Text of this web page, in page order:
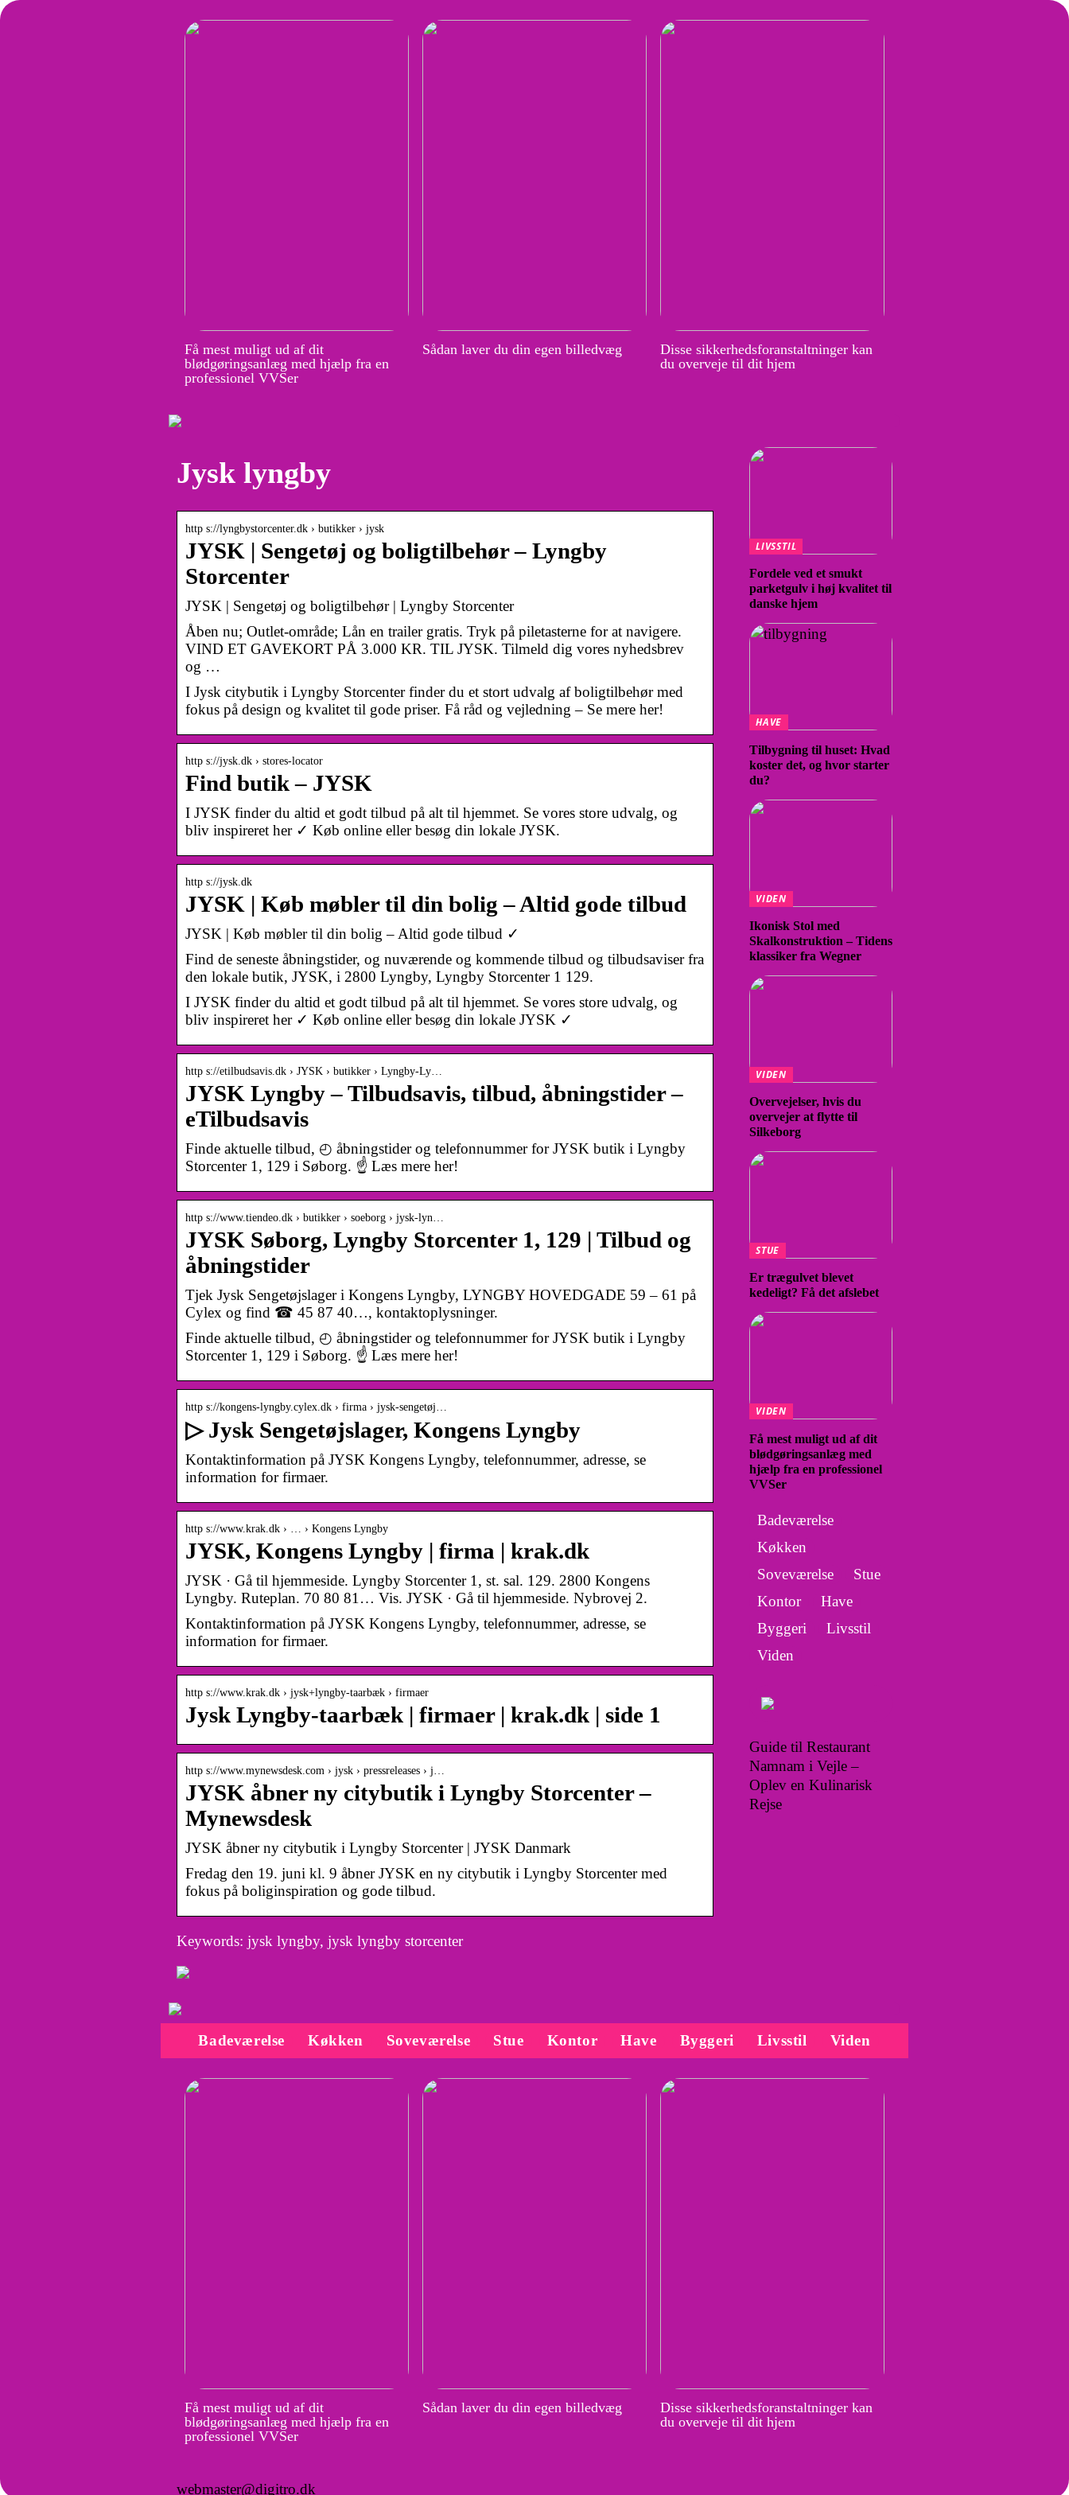
Få mest muligt ud af dit
blødgøringsanlæg med hjælp fra en
professionel VVSer
Sådan laver du din egen billedvæg
Disse sikkerhedsforanstaltninger kan
du overveje til dit hjem
Jysk lyngby
http s://lyngbystorcenter.dk › butikker › jysk
JYSK | Sengetøj og boligtilbehør – Lyngby
Storcenter
JYSK | Sengetøj og boligtilbehør | Lyngby Storcenter
Åben nu; Outlet-område; Lån en trailer gratis. Tryk på piletasterne for at navigere.
VIND ET GAVEKORT PÅ 3.000 KR. TIL JYSK. Tilmeld dig vores nyhedsbrev
og …
I Jysk citybutik i Lyngby Storcenter finder du et stort udvalg af boligtilbehør med
fokus på design og kvalitet til gode priser. Få råd og vejledning – Se mere her!
http s://jysk.dk › stores-locator
Find butik – JYSK
I JYSK finder du altid et godt tilbud på alt til hjemmet. Se vores store udvalg, og
bliv inspireret her ✓ Køb online eller besøg din lokale JYSK.
http s://jysk.dk
JYSK | Køb møbler til din bolig – Altid gode tilbud
JYSK | Køb møbler til din bolig – Altid gode tilbud ✓
Find de seneste åbningstider, og nuværende og kommende tilbud og tilbudsaviser fra
den lokale butik, JYSK, i 2800 Lyngby, Lyngby Storcenter 1 129.
I JYSK finder du altid et godt tilbud på alt til hjemmet. Se vores store udvalg, og
bliv inspireret her ✓ Køb online eller besøg din lokale JYSK ✓
http s://etilbudsavis.dk › JYSK › butikker › Lyngby-Ly…
JYSK Lyngby – Tilbudsavis, tilbud, åbningstider –
eTilbudsavis
Finde aktuelle tilbud, ◴ åbningstider og telefonnummer for JYSK butik i Lyngby
Storcenter 1, 129 i Søborg. ☝ Læs mere her!
http s://www.tiendeo.dk › butikker › soeborg › jysk-lyn…
JYSK Søborg, Lyngby Storcenter 1, 129 | Tilbud og
åbningstider
Tjek Jysk Sengetøjslager i Kongens Lyngby, LYNGBY HOVEDGADE 59 – 61 på
Cylex og find ☎ 45 87 40…, kontaktoplysninger.
Finde aktuelle tilbud, ◴ åbningstider og telefonnummer for JYSK butik i Lyngby
Storcenter 1, 129 i Søborg. ☝ Læs mere her!
http s://kongens-lyngby.cylex.dk › firma › jysk-sengetøj…
▷ Jysk Sengetøjslager, Kongens Lyngby
Kontaktinformation på JYSK Kongens Lyngby, telefonnummer, adresse, se
information for firmaer.
http s://www.krak.dk › … › Kongens Lyngby
JYSK, Kongens Lyngby | firma | krak.dk
JYSK · Gå til hjemmeside. Lyngby Storcenter 1, st. sal. 129. 2800 Kongens
Lyngby. Ruteplan. 70 80 81… Vis. JYSK · Gå til hjemmeside. Nybrovej 2.
Kontaktinformation på JYSK Kongens Lyngby, telefonnummer, adresse, se
information for firmaer.
http s://www.krak.dk › jysk+lyngby-taarbæk › firmaer
Jysk Lyngby-taarbæk | firmaer | krak.dk | side 1
http s://www.mynewsdesk.com › jysk › pressreleases › j…
JYSK åbner ny citybutik i Lyngby Storcenter –
Mynewsdesk
JYSK åbner ny citybutik i Lyngby Storcenter | JYSK Danmark
​Fredag den 19. juni kl. 9 åbner JYSK en ny citybutik i Lyngby Storcenter med
fokus på boliginspiration og gode tilbud.
Keywords: jysk lyngby, jysk lyngby storcenter
LIVSSTIL
Fordele ved et smukt
parketgulv i høj kvalitet til
danske hjem
HAVE
Tilbygning til huset: Hvad
koster det, og hvor starter
du?
VIDEN
Ikonisk Stol med
Skalkonstruktion – Tidens
klassiker fra Wegner
VIDEN
Overvejelser, hvis du
overvejer at flytte til
Silkeborg
STUE
Er trægulvet blevet
kedeligt? Få det afslebet
VIDEN
Få mest muligt ud af dit
blødgøringsanlæg med
hjælp fra en professionel
VVSer
Badeværelse
Køkken
Soveværelse
Stue
Kontor
Have
Byggeri
Livsstil
Viden
Guide til Restaurant
Namnam i Vejle –
Oplev en Kulinarisk
Rejse
Badeværelse Køkken Soveværelse Stue Kontor Have Byggeri Livsstil Viden
Få mest muligt ud af dit
blødgøringsanlæg med hjælp fra en
professionel VVSer
Sådan laver du din egen billedvæg
Disse sikkerhedsforanstaltninger kan
du overveje til dit hjem
webmaster@digitro.dk